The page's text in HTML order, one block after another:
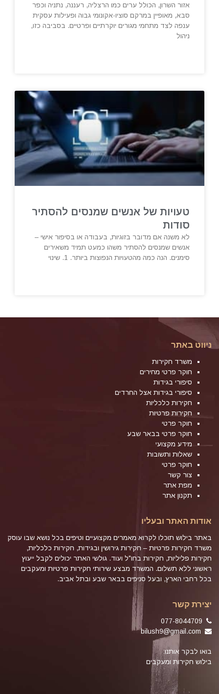
אזור השרון, הכולל ערים כמו הרצליה, רעננה, נתניה וכפר
סבא, מאופיין במרקם סוציו-אקונומי גבוה ופעילות עסקית
ענפה לצד מתחמי מגורים יוקרתיים ופרטיים. בסביבה כזו,
ניהול
טעויות של אנשים שמנסים להסתיר
סודות
לא משנה אם מדובר בזוגיות, בעבודה או בסיפור אישי –
אנשים שמנסים להסתיר משהו כמעט תמיד משאירים
סימנים. הנה כמה מהטעויות הנפוצות ביותר. 1. שינוי
ניווט באתר
משרד חקירות
חוקר פרטי מחירים
סיפורי בגידות
סיפורי בגידות אצל החרדים
חקירות כלכליות
חקירות פרטיות
חוקר פרטי
חוקר פרטי בבאר שבע
מידע מקצועי
שאלות ותשובות
חוקר פרטי
צור קשר
מפת אתר
תקנון אתר
אודות האתר ובעליו
באתר בילוש תוכלו לקרוא מאמרים מקצועיים וטיפים בכל נושא שבו עוסק
משרד חקירות פרטיות – חקירות גירושין ובגידות, חקירות כלכליות,
חקירות פליליות, חקירות בחו"ל ועוד. גולשי האתר יכולים לקבל ייעוץ
ראשוני ללא תשלום. המשרד מבצע שירותי חקירות פרטיות ומעקבים
בכל רחבי הארץ, ובעל סניפים בבאר שבע ובתל אביב.
יצירת קשר
bilush9@gmail.com
בואו לבקר אותנו:
בילוש חקירות ומעקבים